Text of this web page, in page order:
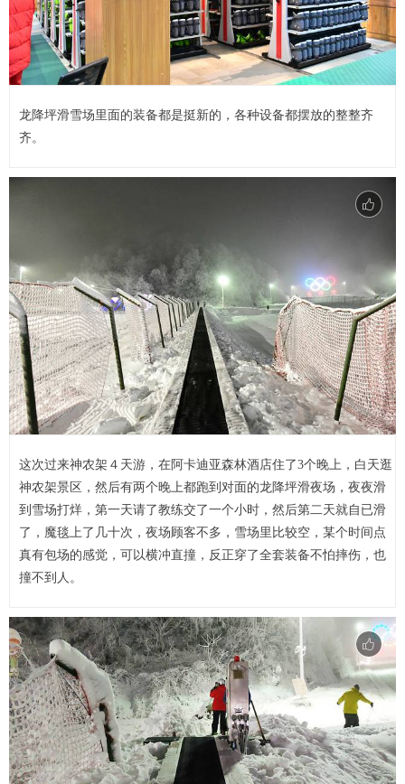
龙降坪滑雪场里面的装备都是挺新的，各种设备都摆放的整整齐
齐。
这次过来神农架４天游，在阿卡迪亚森林酒店住了3个晚上，白天逛
神农架景区，然后有两个晚上都跑到对面的龙降坪滑夜场，夜夜滑
到雪场打烊，第一天请了教练交了一个小时，然后第二天就自已滑
了，魔毯上了几十次，夜场顾客不多，雪场里比较空，某个时间点
真有包场的感觉，可以横冲直撞，反正穿了全套装备不怕摔伤，也
撞不到人。